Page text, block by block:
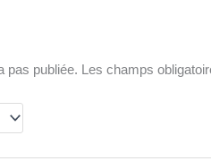
pas publiée. Les champs